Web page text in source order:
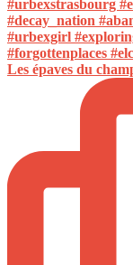
Les épaves du